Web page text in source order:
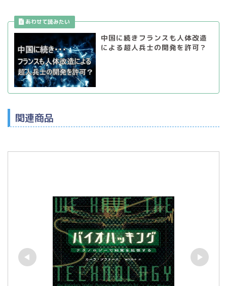
中国に続きフランスも人体改造
による超人兵士の開発を許可？
関連商品